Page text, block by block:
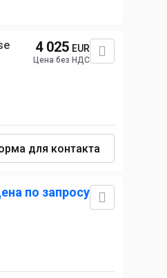
4 025 EUR
Цена без НДС
для контакта
по запросу